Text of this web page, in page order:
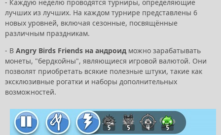
- Каждую неделю проводятся турниры, определяющие
лучших из лучших. На каждом турнире представлены 6
новых уровней, включая сезонные, посвящённые
различным праздникам.
- В Angry Birds Friends на андроид можно зарабатывать
монеты, "бердкойны", являющиеся игровой валютой. Они
позволят приобретать всякие полезные штуки, такие как
эксклюзивные рогатки и наборы дополнительных
возможностей.